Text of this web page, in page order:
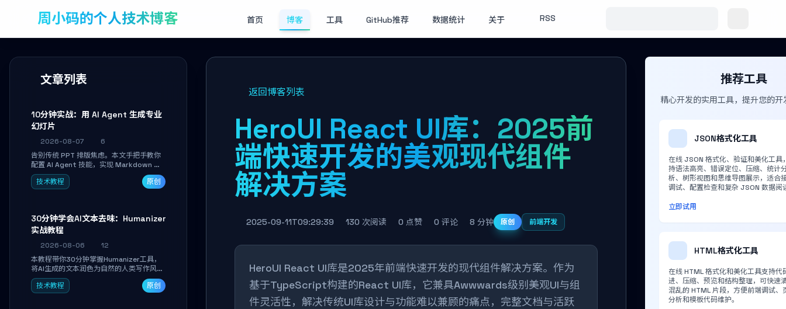
周小码的个人技术博客 首页 博客 工具 GitHub推荐 数据统计 关于 RSS
文章列表
10分钟实战：用 AI Agent 生成专业
幻灯片
2026-08-07
6
告别传统 PPT 排版焦虑。本文手把手教你
配置 AI Agent 技能，实现 Markdown 内
容自动转为带高级排版、AI 配图与 WebGL
运行时的 HTML 幻灯片。只需专注内容，
技术教程 原创
30分钟学会AI文本去味：Humanizer
实战教程
2026-08-06
12
本教程带你30分钟掌握Humanizer工具，
将AI生成的文本润色为自然的人类写作风
格。通过安装配置、实战示例和语音校准，
让你的内容告别AI痕迹，匹配个人写作习
技术教程 原创
返回博客列表
HeroUI React UI库：2025前
端快速开发的美观现代组件
解决方案
2025-09-11T09:29:39 130 次阅读 0 点赞 0 评论 8 分钟 原创 前端开发
HeroUI React UI库是2025年前端快速开发的现代组件解决方案。作为
基于TypeScript构建的React UI库，它兼具Awwwards级别美观UI与组
件灵活性，解决传统UI库设计与功能难以兼顾的痛点，完整文档与活跃
推荐工具
精心开发的实用工具，提升您的开
JSON格式化工具
在线 JSON 格式化、验证和美化工具
持语法高亮、错误定位、压缩、统计
析、树形视图和思维导图展示，适合
调试、配置检查和复杂 JSON 数据阅
立即试用
HTML格式化工具
在线 HTML 格式化和美化工具支持代
进、压缩、预览和结构整理，可快速
混乱的 HTML 片段，方便前端调试、
分析和模板代码维护。